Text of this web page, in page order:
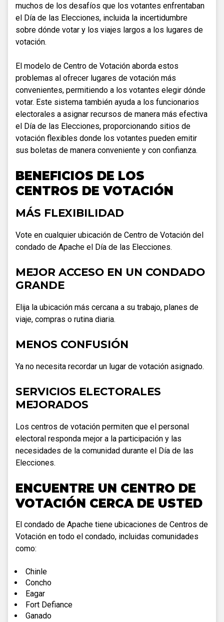
muchos de los desafíos que los votantes enfrentaban
el Día de las Elecciones, incluida la incertidumbre
sobre dónde votar y los viajes largos a los lugares de
votación.
El modelo de Centro de Votación aborda estos
problemas al ofrecer lugares de votación más
convenientes, permitiendo a los votantes elegir dónde
votar. Este sistema también ayuda a los funcionarios
electorales a asignar recursos de manera más efectiva
el Día de las Elecciones, proporcionando sitios de
votación flexibles donde los votantes pueden emitir
sus boletas de manera conveniente y con confianza.
BENEFICIOS DE LOS
CENTROS DE VOTACIÓN
MÁS FLEXIBILIDAD
Vote en cualquier ubicación de Centro de Votación del
condado de Apache el Día de las Elecciones.
MEJOR ACCESO EN UN CONDADO
GRANDE
Elija la ubicación más cercana a su trabajo, planes de
viaje, compras o rutina diaria.
MENOS CONFUSIÓN
Ya no necesita recordar un lugar de votación asignado.
SERVICIOS ELECTORALES
MEJORADOS
Los centros de votación permiten que el personal
electoral responda mejor a la participación y las
necesidades de la comunidad durante el Día de las
Elecciones.
ENCUENTRE UN CENTRO DE
VOTACIÓN CERCA DE USTED
El condado de Apache tiene ubicaciones de Centros de
Votación en todo el condado, incluidas comunidades
como:
Chinle
Concho
Eagar
Fort Defiance
Ganado